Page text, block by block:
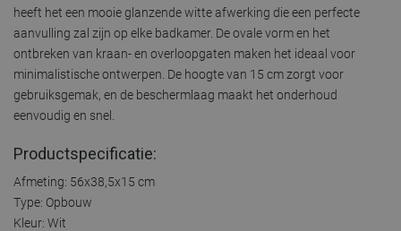
heeft het een mooie glanzende witte afwerking die een perfecte
aanvulling zal zijn op elke badkamer. De ovale vorm en het
ontbreken van kraan- en overloopgaten maken het ideaal voor
minimalistische ontwerpen. De hoogte van 15 cm zorgt voor
gebruiksgemak, en de beschermlaag maakt het onderhoud
eenvoudig en snel.
Productspecificatie:
Afmeting: 56x38,5x15 cm
Type: Opbouw
Kleur: Wit